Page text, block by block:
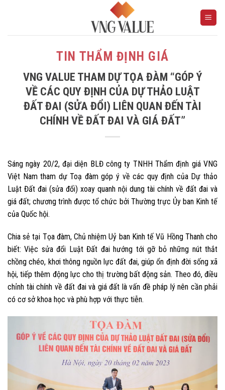
TIN THẨM ĐỊNH GIÁ
VNG VALUE THAM DỰ TỌA ĐÀM “GÓP Ý
VỀ CÁC QUY ĐỊNH CỦA DỰ THẢO LUẬT
ĐẤT ĐAI (SỬA ĐỔI) LIÊN QUAN ĐẾN TÀI
CHÍNH VỀ ĐẤT ĐAI VÀ GIÁ ĐẤT”
Sáng ngày 20/2, đại diện BLĐ công ty TNHH Thẩm định giá VNG
Việt Nam tham dự Toạ đàm góp ý về các quy định của Dự thảo
Luật Đất đai (sửa đổi) xoay quanh nội dung tài chính về đất đai và
giá đất; chương trình được tổ chức bởi Thường trực Ủy ban Kinh tế
của Quốc hội.
Chia sẻ tại Tọa đàm, Chủ nhiệm Uỷ ban Kinh tế Vũ Hồng Thanh cho
biết: Việc sửa đổi Luật Đất đai hướng tới gỡ bỏ những nút thắt
chồng chéo, khơi thông nguồn lực đất đai, giúp ổn định đời sống xã
hội, tiếp thêm động lực cho thị trường bất động sản. Theo đó, điều
chỉnh tài chính về đất đai và giá đất là vấn đề pháp lý nên cần phải
có cơ sở khoa học và phù hợp với thực tiễn.